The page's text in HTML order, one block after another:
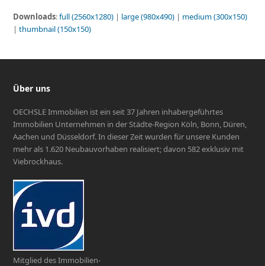
Downloads:full (2560x1280) | large (980x490) | medium (300x150)
|thumbnail (150x150)
Über uns
OECHSLE Immobilien ist ein seit 37 Jahren inhabergeführtes
Immobilien Unternehmen in der Städte-Region Köln, Bonn, Düren,
Aachen und Düsseldorf. In dieser Zeit wurden für unsere Kunden
mehr als 1.620 Neubauvorhaben realisiert; davon 582 exklusiv mit
Viebrockhaus.
Mitglied des Immobilien-